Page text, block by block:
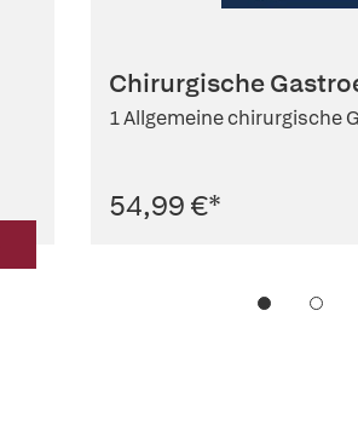
Chirurgische
1 Allgemeine chirurgische
54,99 €*